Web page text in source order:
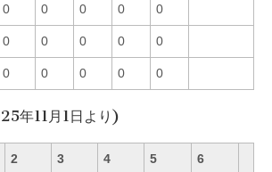
0 0 0 0 0
0 0 0 0 0
0 0 0 0 0
年11月1日より)
2 3 4 5 6